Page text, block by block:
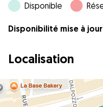
Disponible
Disponibilité mise à jour
Localisation